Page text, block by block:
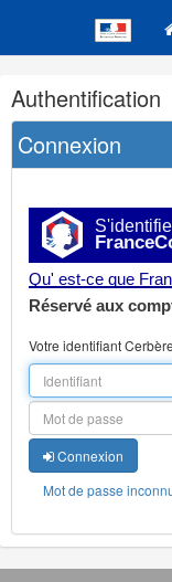
Navigation
et
outils
annexes
Authentification
Connexion
Qu' est-ce que
Réservé aux
Votre identifiant
Connexion
Mot de passe